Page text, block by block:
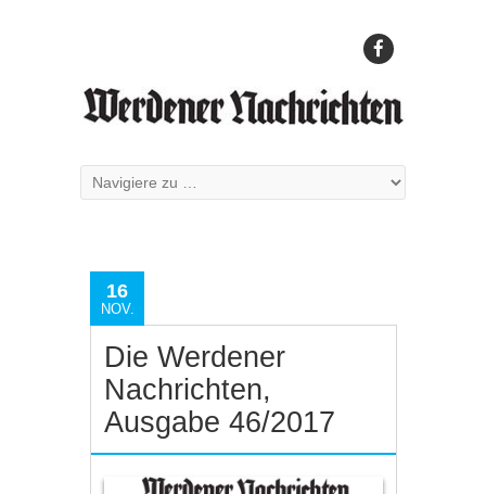
16
NOV.
Die Werdener
Nachrichten,
Ausgabe 46/2017